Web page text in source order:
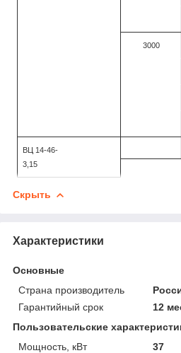
3000
ВЦ 14-46-
3,15
Скрыть
Характеристики
Основные
Страна производитель
Гарантийный срок
12
Пользовательские
Мощность, кВт
37